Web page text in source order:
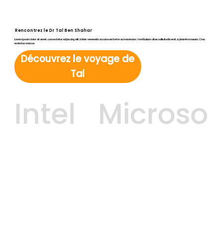
Rencontrez le Dr Tal Ben Shahar
Lorem ipsum dolor sit amet, consectetur adipiscing elit. Entier venenatis accumsan tortor au maximum. Vestibulum vitae sollicitudin erat, à pharetra mauris. Cras
eu lectus massa.
Découvrez le voyage de
Tal
Intel